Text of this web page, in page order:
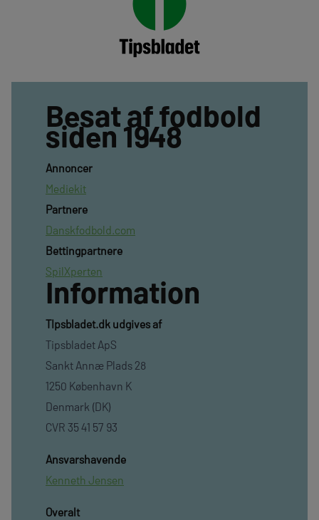
Besat af fodbold
siden 1948
Annoncer
Mediekit
Partnere
Danskfodbold.com
Bettingpartnere
SpilXperten
Information
TIpsbladet.dk udgives af
Tipsbladet ApS
Sankt Annæ Plads 28
1250 København K
Denmark (DK)
CVR 35 41 57 93
Ansvarshavende
Kenneth Jensen
Overalt